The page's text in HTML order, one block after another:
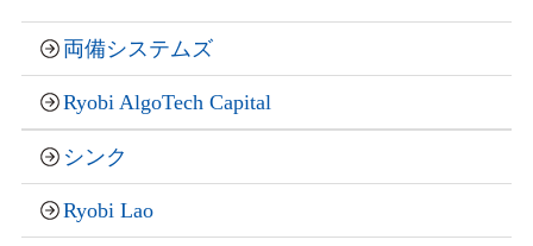
両備システムズ
Ryobi AlgoTech Capital
シンク
Ryobi Lao